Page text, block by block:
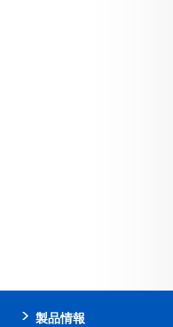
製品情報